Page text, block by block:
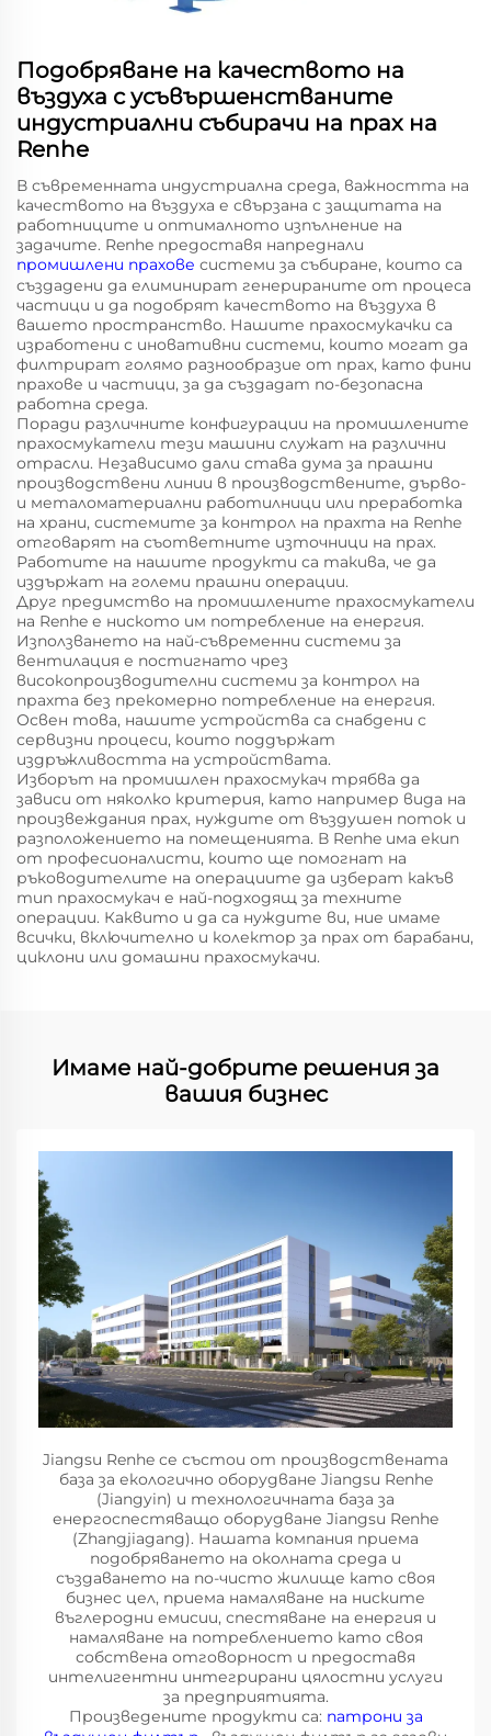
Подобряване на качеството на
въздуха с усъвършенстваните
индустриални събирачи на прах на
Renhe
В съвременната индустриална среда, важността на
качеството на въздуха е свързана с защитата на
работниците и оптималното изпълнение на
задачите. Renhe предоставя напреднали
промишлени прахове системи за събиране, които са
създадени да елиминират генерираните от процеса
частици и да подобрят качеството на въздуха в
вашето пространство. Нашите прахосмукачки са
изработени с иновативни системи, които могат да
филтрират голямо разнообразие от прах, като фини
прахове и частици, за да създадат по-безопасна
работна среда.
Поради различните конфигурации на промишлените
прахосмукатели тези машини служат на различни
отрасли. Независимо дали става дума за прашни
производствени линии в производствените, дърво-
и металоматериални работилници или преработка
на храни, системите за контрол на прахта на Renhe
отговарят на съответните източници на прах.
Работите на нашите продукти са такива, че да
издържат на големи прашни операции.
Друг предимство на промишлените прахосмукатели
на Renhe е ниското им потребление на енергия.
Използването на най-съвременни системи за
вентилация е постигнато чрез
високопроизводителни системи за контрол на
прахта без прекомерно потребление на енергия.
Освен това, нашите устройства са снабдени с
сервизни процеси, които поддържат
издръжливостта на устройствата.
Изборът на промишлен прахосмукач трябва да
зависи от няколко критерия, като например вида на
произвеждания прах, нуждите от въздушен поток и
разположението на помещенията. В Renhe има екип
от професионалисти, които ще помогнат на
ръководителите на операциите да изберат какъв
тип прахосмукач е най-подходящ за техните
операции. Каквито и да са нуждите ви, ние имаме
всички, включително и колектор за прах от барабани,
циклони или домашни прахосмукачи.
Имаме най-добрите решения за
вашия бизнес
Jiangsu Renhe се състои от производствената
база за екологично оборудване Jiangsu Renhe
(Jiangyin) и технологичната база за
енергоспестяващо оборудване Jiangsu Renhe
(Zhangjiagang). Нашата компания приема
подобряването на околната среда и
създаването на по-чисто жилище като своя
бизнес цел, приема намаляване на ниските
въглеродни емисии, спестяване на енергия и
намаляване на потреблението като своя
собствена отговорност и предоставя
интелигентни интегрирани цялостни услуги
за предприятията.
Произведените продукти са: патрони за